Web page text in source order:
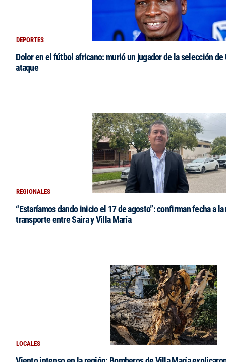
DEPORTES
Dolor en el fútbol africano: murió un jugador de la selección
ataque
REGIONALES
“Estaríamos dando inicio el 17 de agosto”: confirman fecha a
transporte entre Saira y Villa María
LOCALES